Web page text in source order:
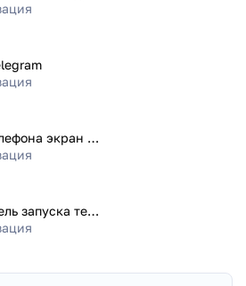
тема для телефона экран вызова
Черная панель запуска темы